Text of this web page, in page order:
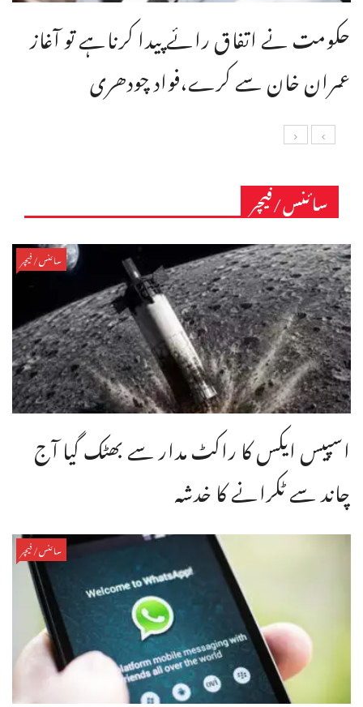
حکومت نے اتفاق رائے پیدا کرناہے تو آغاز
عمران خان سے کرے،فواد چودھری
سائنس/فیچر
سائنس/فیچر
اسپیس ایکس کا راکٹ مدار سے بھٹک گیا آج
چاند سے ٹکرانے کا خدشہ
سائنس/فیچر